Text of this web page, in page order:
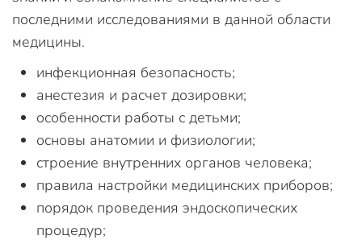
последними исследованиями в данной области
медицины.
инфекционная безопасность;
анестезия и расчет дозировки;
особенности работы с детьми;
основы анатомии и физиологии;
строение внутренних органов человека;
правила настройки медицинских приборов;
порядок проведения эндоскопических
процедур;